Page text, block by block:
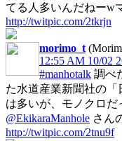
てる人多いんだねーw
http://twitpic.com/2tkrjn
morimo_t
12:55 AM 10/02
#manhotalk 調べ
た水道産業新聞社の
は多いが、モノクロ
@EkikaraManhole さん
http://twitpic.com/2tnu9f